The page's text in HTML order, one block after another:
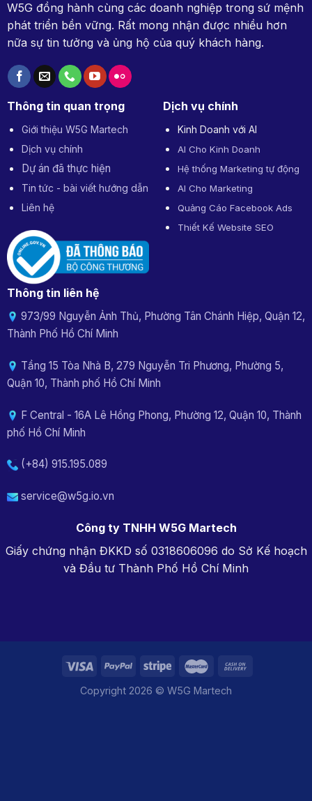
W5G đồng hành cùng các doanh nghiệp trong sứ mệnh
phát triển bền vững. Rất mong nhận được nhiều hơn
nữa sự tin tưởng và ủng hộ của quý khách hàng.
Thông tin quan trọng
Giới thiệu W5G Martech
Dịch vụ chính
Dự án đã thực hiện
Tin tức - bài viết hướng dẫn
Liên hệ
Dịch vụ chính
Kinh Doanh với AI
AI Cho Kinh Doanh
Hệ thống Marketing tự động
AI Cho Marketing
Quảng Cáo Facebook Ads
Thiết Kế Website SEO
Thông tin liên hệ
973/99 Nguyễn Ảnh Thủ, Phường Tân Chánh Hiệp, Quận 12,
Thành Phố Hồ Chí Minh
Tầng 15 Tòa Nhà B, 279 Nguyễn Tri Phương, Phường 5,
Quận 10, Thành phố Hồ Chí Minh
F Central - 16A Lê Hồng Phong, Phường 12, Quận 10, Thành
phố Hồ Chí Minh
(+84) 915.195.089
service@w5g.io.vn
Công ty TNHH W5G Martech
Giấy chứng nhận ĐKKD số 0318606096 do Sở Kế hoạch
và Đầu tư Thành Phố Hồ Chí Minh
Copyright 2026 © W5G Martech